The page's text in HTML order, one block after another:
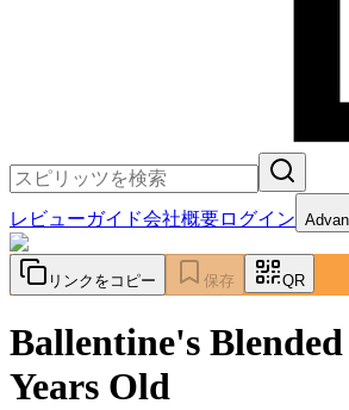
レビューガイド会社概要ログイン
リンクをコピー 保存 QR
Ballentine's
Years Old